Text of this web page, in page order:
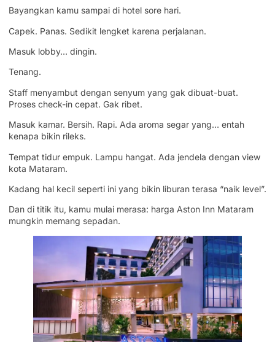
Bayangkan kamu sampai di hotel sore hari.
Capek. Panas. Sedikit lengket karena perjalanan.
Masuk lobby… dingin.
Tenang.
Staff menyambut dengan senyum yang gak dibuat-buat.
Proses check-in cepat. Gak ribet.
Masuk kamar. Bersih. Rapi. Ada aroma segar yang… entah
kenapa bikin rileks.
Tempat tidur empuk. Lampu hangat. Ada jendela dengan view
kota Mataram.
Kadang hal kecil seperti ini yang bikin liburan terasa “naik level”.
Dan di titik itu, kamu mulai merasa: harga Aston Inn Mataram
mungkin memang sepadan.